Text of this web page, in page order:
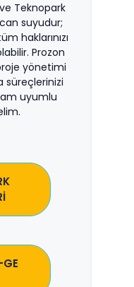
Teknopark
suyudur;
haklarınızı
Prozon
yönetimi
uyumlu